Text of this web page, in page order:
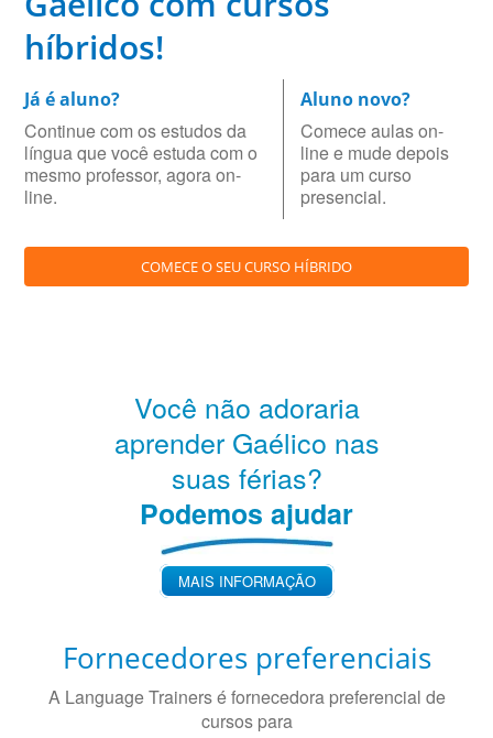
híbridos!
Já é aluno?
Continue com os estudos da
língua que você estuda com o
mesmo professor, agora on-
line.
Aluno novo?
Comece aulas on-
line e mude depois
para um curso
presencial.
COMECE O SEU CURSO HÍBRIDO
Você não adoraria
aprender Gaélico nas
suas férias?
Podemos ajudar
MAIS INFORMAÇÃO
Fornecedores preferenciais
A Language Trainers é fornecedora preferencial de
cursos para